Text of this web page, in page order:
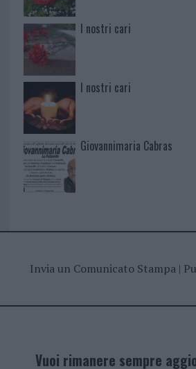
I nostri cari
I nostri cari
Giovannimaria Cabras
Invia un Comunicato Stampa|
Vuoi rimanere sempre